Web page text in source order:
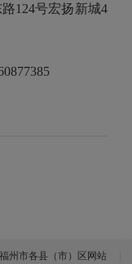
124号宏扬新城4
福州市各县（市）区网站